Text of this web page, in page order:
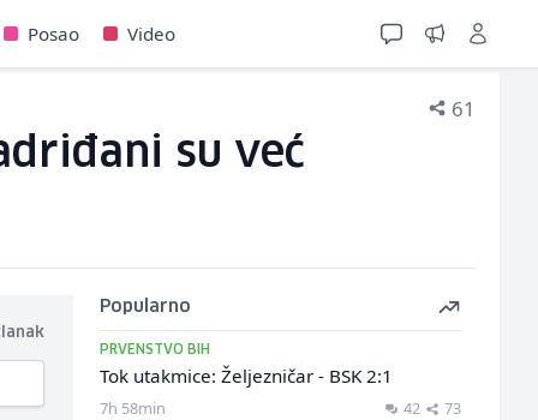
Posao Video
61
su već
Popularno
PRVENSTVO BIH
Tok utakmice: Željezničar - BSK 2:1
7h 58min 42 73